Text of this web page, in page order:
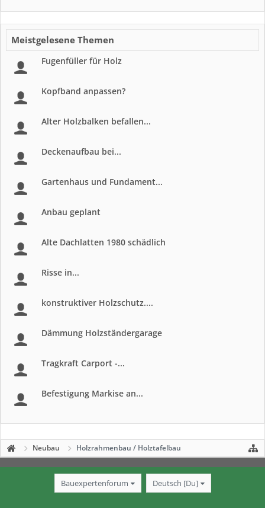
Meistgelesene Themen
Fugenfüller für Holz
Kopfband anpassen?
Alter Holzbalken befallen...
Deckenaufbau bei...
Gartenhaus und Fundament...
Anbau geplant
Alte Dachlatten 1980 schädlich
Risse in...
konstruktiver Holzschutz....
Dämmung Holzständergarage
Tragkraft Carport -...
Befestigung Markise an...
Neubau Holzrahmenbau / Holztafelbau
Bauexpertenforum Deutsch [Du]